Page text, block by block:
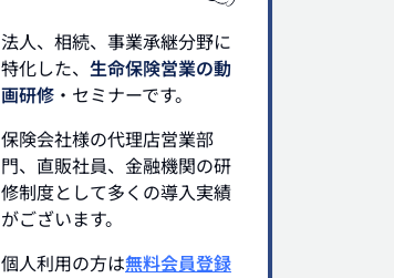
法人、相続、事業承継分野に
特化した、 生命保険営業の動
画研修 ・セミナーです。
保険会社様の代理店営業部
門、直販社員、金融機関の研
修制度として多くの導入実績
がございます。
個人利用の方は無料会員登録